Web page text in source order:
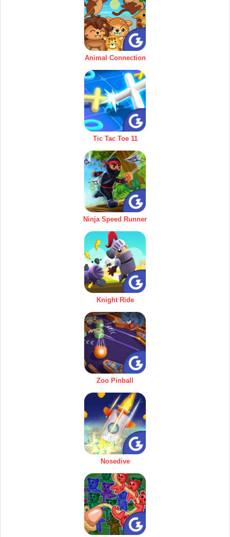
Animal Connection
Tic Tac Toe 11
Ninja Speed Runner
Knight Ride
Zoo Pinball
Nosedive